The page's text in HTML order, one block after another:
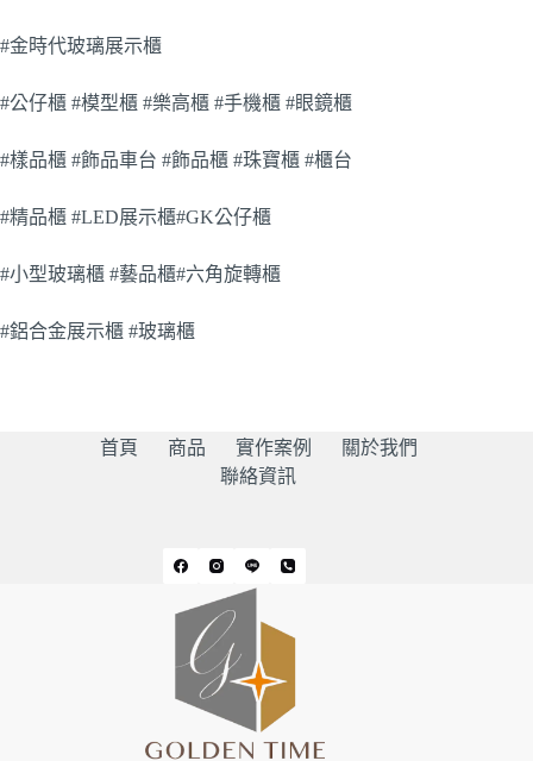
#金時代玻璃展示櫃
#公仔櫃 #模型櫃 #樂高櫃 #手機櫃 #眼鏡櫃
#樣品櫃 #飾品車台 #飾品櫃 #珠寶櫃 #櫃台
#精品櫃 #LED展示櫃#GK公仔櫃
#小型玻璃櫃 #藝品櫃#六角旋轉櫃
#鋁合金展示櫃 #玻璃櫃
首頁 商品 實作案例
關於我們
聯絡資訊